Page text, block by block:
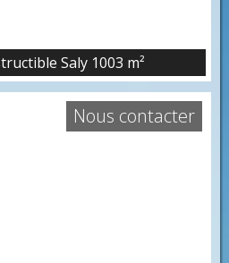
Saly 1003 m²
Nous contacter